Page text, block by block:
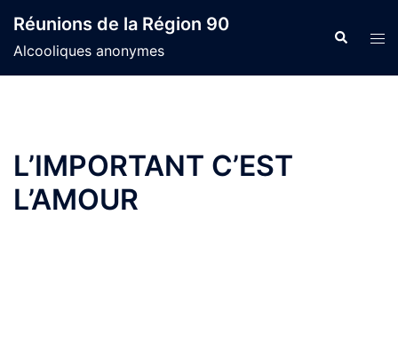
content
Réunions de la Région 90
Alcooliques anonymes
Search
L’IMPORTANT C’EST
L’AMOUR